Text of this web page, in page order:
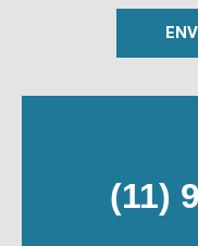
(11)